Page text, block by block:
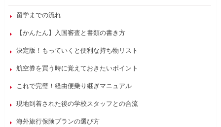
留学までの流れ
【かんたん】入国審査と書類の書き方
決定版！もっていくと便利な持ち物リスト
航空券を買う時に覚えておきたいポイント
これで完璧！経由便乗り継ぎマニュアル
現地到着された後の学校スタッフとの合流
海外旅行保険プランの選び方